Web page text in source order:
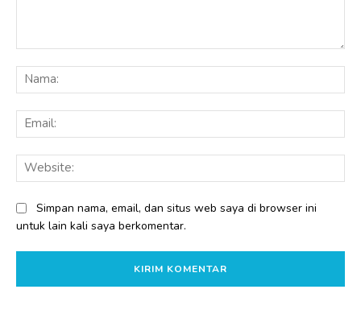
Simpan nama, email, dan situs web saya di browser ini
untuk lain kali saya berkomentar.